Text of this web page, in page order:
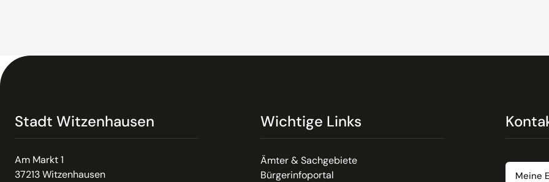
Stadt Witzenhausen
Am Markt 1
37213 Witzenhausen
Wichtige Links
Ämter & Sachgebiete
Bürgerinfoportal